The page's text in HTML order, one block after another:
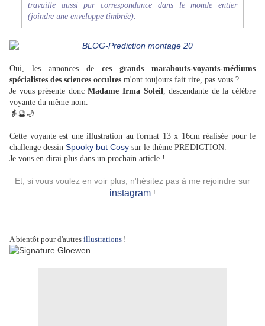
travaille aussi par correspondance dans le monde entier
(joindre une enveloppe timbrée).
Oui, les annonces de ces grands marabouts-voyants-médiums
spécialistes des sciences occultes m'ont toujours fait rire, pas vous ?
Je vous présente doncMadame Irma Soleil, descendante de la célèbre
voyante du même nom.
👵🔮🌙
Cette voyante est une illustration au format 13 x 16cmréalisée pour le
challenge dessin Spooky but Cosy sur le thème PREDICTION.
Je vous en dirai plus dans un prochain article !
Et, si vous voulez en voir plus, n'hésitez pas à me rejoindre sur
instagram !
A bientôt pour d'autres illustrations !